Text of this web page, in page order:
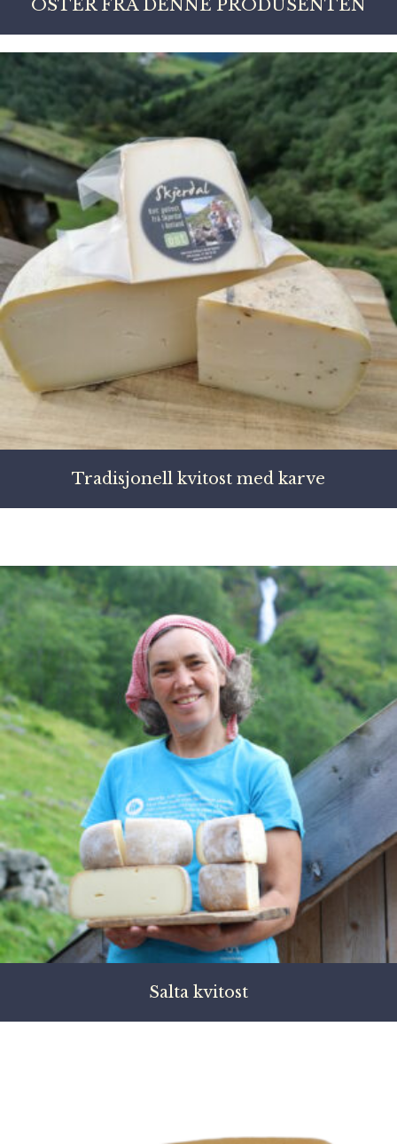
OSTER FRA DENNE PRODUSENTEN
Tradisjonell kvitost med karve
Salta kvitost